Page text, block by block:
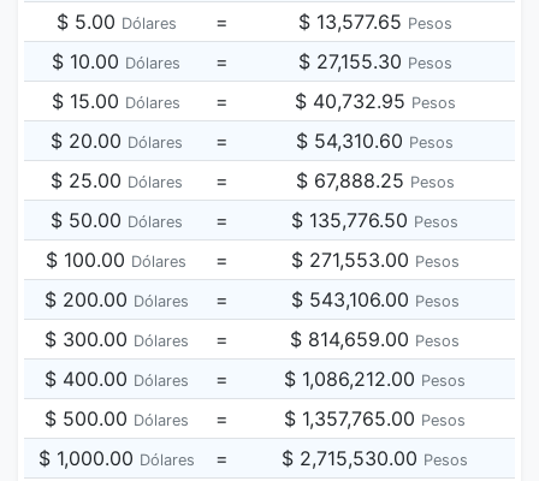
$ 5.00 Dólares = $ 13,577.65 Pesos
$ 10.00 Dólares = $ 27,155.30 Pesos
$ 15.00 Dólares = $ 40,732.95 Pesos
$ 20.00 Dólares = $ 54,310.60 Pesos
$ 25.00 Dólares = $ 67,888.25 Pesos
$ 50.00 Dólares = $ 135,776.50 Pesos
$ 100.00 Dólares = $ 271,553.00 Pesos
$ 200.00 Dólares = $ 543,106.00 Pesos
$ 300.00 Dólares = $ 814,659.00 Pesos
$ 400.00 Dólares = $ 1,086,212.00 Pesos
$ 500.00 Dólares = $ 1,357,765.00 Pesos
$ 1,000.00 Dólares = $ 2,715,530.00 Pesos